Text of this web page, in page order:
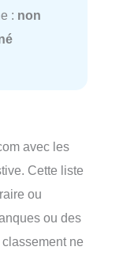
: non
avec les
Cette liste
ou
ou des
ne